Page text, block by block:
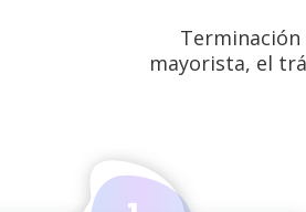
mayorista, el